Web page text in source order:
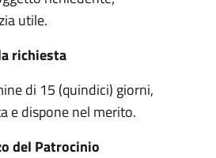
utile.
richiesta
di 15 (quindici) giorni,
e dispone nel merito.
del Patrocinio